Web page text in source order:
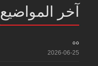
آخر المواضيع
55
2026-06-25